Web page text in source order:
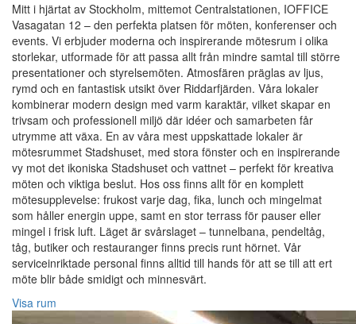
Mitt i hjärtat av Stockholm, mittemot Centralstationen, IOFFICE
Vasagatan 12 – den perfekta platsen för möten, konferenser och
events. Vi erbjuder moderna och inspirerande mötesrum i olika
storlekar, utformade för att passa allt från mindre samtal till större
presentationer och styrelsemöten. Atmosfären präglas av ljus,
rymd och en fantastisk utsikt över Riddarfjärden. Våra lokaler
kombinerar modern design med varm karaktär, vilket skapar en
trivsam och professionell miljö där idéer och samarbeten får
utrymme att växa. En av våra mest uppskattade lokaler är
mötesrummet Stadshuset, med stora fönster och en inspirerande
vy mot det ikoniska Stadshuset och vattnet – perfekt för kreativa
möten och viktiga beslut. Hos oss finns allt för en komplett
mötesupplevelse: frukost varje dag, fika, lunch och mingelmat
som håller energin uppe, samt en stor terrass för pauser eller
mingel i frisk luft. Läget är svårslaget – tunnelbana, pendeltåg,
tåg, butiker och restauranger finns precis runt hörnet. Vår
serviceinriktade personal finns alltid till hands för att se till att ert
möte blir både smidigt och minnesvärt.
Visa rum